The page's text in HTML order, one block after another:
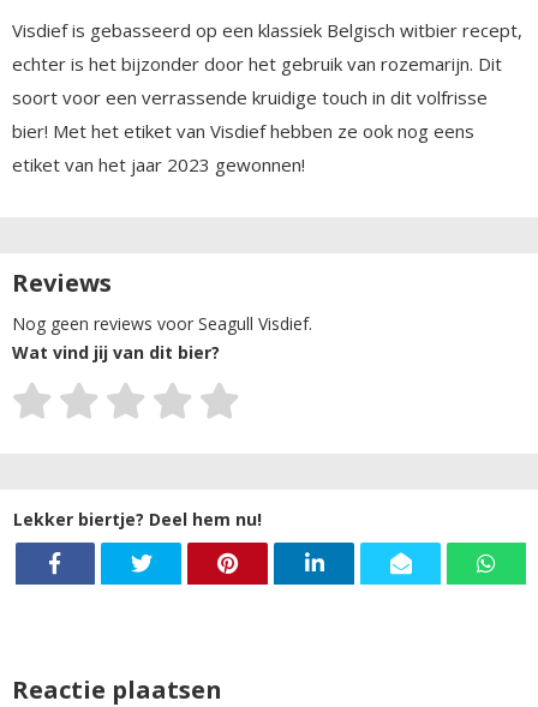
Visdief is gebasseerd op een klassiek Belgisch witbier recept,
echter is het bijzonder door het gebruik van rozemarijn. Dit
soort voor een verrassende kruidige touch in dit volfrisse
bier! Met het etiket van Visdief hebben ze ook nog eens
etiket van het jaar 2023 gewonnen!
Reviews
Nog geen reviews voor Seagull Visdief.
Wat vind jij van dit bier?
Lekker biertje? Deel hem nu!
Reactie plaatsen